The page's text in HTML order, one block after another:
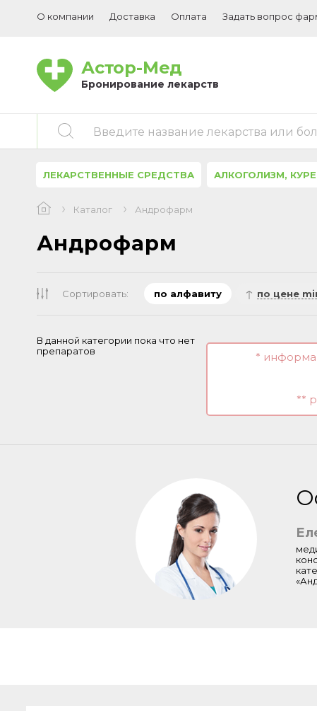
О компании Доставка Оплата Задать вопрос
Астор-Мед
Бронирование лекарств
Введите название лекарства или
ЛЕКАРСТВЕННЫЕ СРЕДСТВА АЛКОГОЛИЗМ,
Каталог Андрофарм
Андрофарм
Сортировать: по алфавиту по цене
В данной категории пока что нет
препаратов
*
**